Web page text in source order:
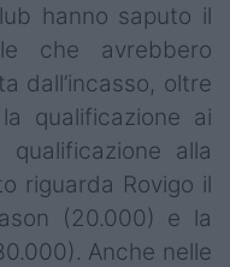
hanno saputo il
che avrebbero
dall’incasso, oltre
qualificazione ai
alla
riguarda Rovigo il
(20.000) e la
Anche nelle